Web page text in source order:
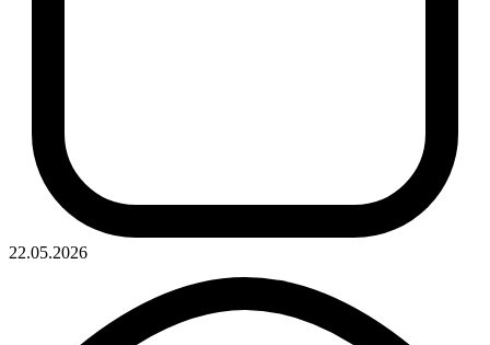
22.05.2026